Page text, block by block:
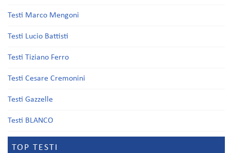
Testi Marco Mengoni
Testi Lucio Battisti
Testi Tiziano Ferro
Testi Cesare Cremonini
Testi Gazzelle
Testi BLANCO
TOP TESTI